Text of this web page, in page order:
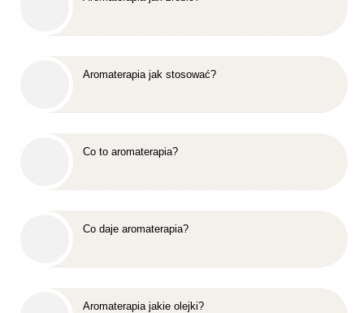
Aromaterapia jak stosować?
Co to aromaterapia?
Co daje aromaterapia?
Aromaterapia jakie olejki?